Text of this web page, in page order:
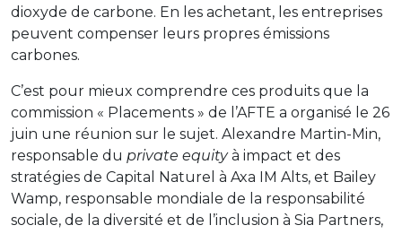
dioxyde de carbone. En les achetant, les entreprises
peuvent compenser leurs propres émissions
carbones.
C’est pour mieux comprendre ces produits que la
commission « Placements » de l’AFTE a organisé le 26
juin une réunion sur le sujet. Alexandre Martin-Min,
responsable du private equityà impact et des
stratégies de Capital Naturel à Axa IM Alts, et Bailey
Wamp, responsable mondiale de la responsabilité
sociale, de la diversité et de l’inclusion à Sia Partners,